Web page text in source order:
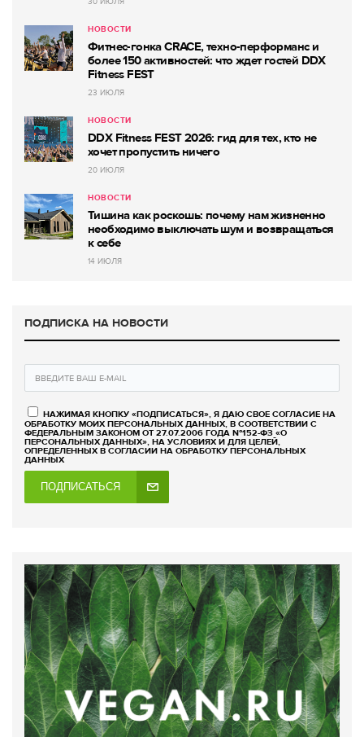
НОВОСТИ
Фитнес-гонка CRACE, техно-перформанс и
более 150 активностей: что ждет гостей DDX
Fitness FEST
23 ИЮЛЯ
НОВОСТИ
DDX Fitness FEST 2026: гид для тех, кто не
хочет пропустить ничего
20 ИЮЛЯ
НОВОСТИ
Тишина как роскошь: почему нам жизненно
необходимо выключать шум и возвращаться
к себе
14 ИЮЛЯ
ПОДПИСКА НА НОВОСТИ
НАЖИМАЯ КНОПКУ «ПОДПИСАТЬСЯ», Я ДАЮ СВОЕ СОГЛАСИЕ НА
ОБРАБОТКУ МОИХ ПЕРСОНАЛЬНЫХ ДАННЫХ, В СООТВЕТСТВИИ С
ФЕДЕРАЛЬНЫМ ЗАКОНОМ ОТ 27.07.2006 ГОДА №152-ФЗ «О
ПЕРСОНАЛЬНЫХ ДАННЫХ», НА УСЛОВИЯХ И ДЛЯ ЦЕЛЕЙ,
ОПРЕДЕЛЕННЫХ В СОГЛАСИИ НА ОБРАБОТКУ ПЕРСОНАЛЬНЫХ
ДАННЫХ
ПОДПИСАТЬСЯ